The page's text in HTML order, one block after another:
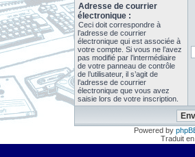
Adresse de courrier
électronique :
Ceci doit correspondre à
l’adresse de courrier
électronique qui est associée à
votre compte. Si vous ne l’avez
pas modifié par l’intermédiaire
de votre panneau de contrôle
de l’utilisateur, il s’agit de
l’adresse de courrier
électronique que vous avez
saisie lors de votre inscription.
Powered by
Traduit